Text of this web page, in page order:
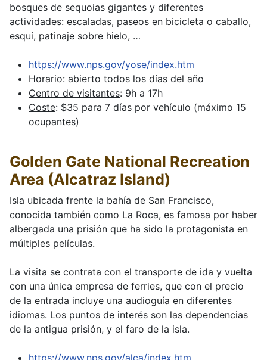
bosques de sequoias gigantes y diferentes
actividades: escaladas, paseos en bicicleta o caballo,
esquí, patinaje sobre hielo, …
https://www.nps.gov/yose/index.htm
Horario: abierto todos los días del año
Centro de visitantes: 9h a 17h
Coste: $35 para 7 días por vehículo (máximo 15
ocupantes)
Golden Gate National Recreation
Area (Alcatraz Island)
Isla ubicada frente la bahía de San Francisco,
conocida también como La Roca, es famosa por haber
albergada una prisión que ha sido la protagonista en
múltiples películas.
La visita se contrata con el transporte de ida y vuelta
con una única empresa de ferries, que con el precio
de la entrada incluye una audioguía en diferentes
idiomas. Los puntos de interés son las dependencias
de la antigua prisión, y el faro de la isla.